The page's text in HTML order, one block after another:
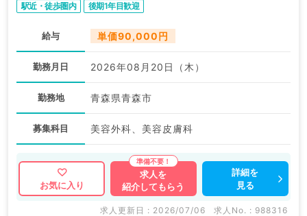
駅近・徒歩圏内 後期1年目歓迎
給与 単価90,000円
勤務月日 2026年08月20日（木）
勤務地 青森県青森市
募集科目 美容外科、美容皮膚科
お気に入り
求人を
紹介してもらう
詳細を
見る
求人更新日 : 2026/07/06 求人No. : 988316